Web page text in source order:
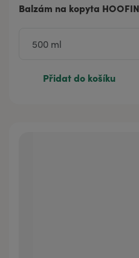
Balzám na kopyta
Přidat do košíku